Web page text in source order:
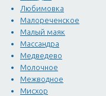
Любимовка
Малореченское
Малый маяк
Массандра
Медведево
Молочное
Межводное
Мисхор